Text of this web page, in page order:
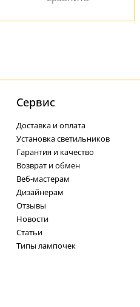
Cервис
Доставка и оплата
Установка светильников
Гарантия и качество
Возврат и обмен
Веб-мастерам
Дизайнерам
Отзывы
Новости
Статьи
Типы лампочек